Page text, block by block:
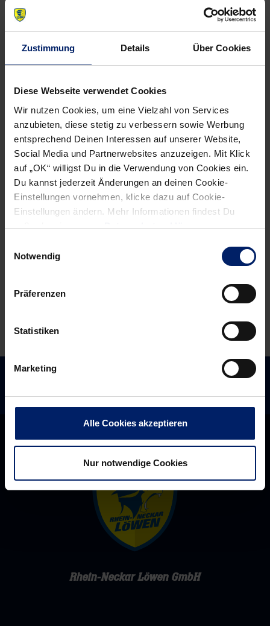
Zustimmung Details Über Cookies
Diese Webseite verwendet Cookies
Wir nutzen Cookies, um eine Vielzahl von Services
anzubieten, diese stetig zu verbessern sowie Werbung
entsprechend Deinen Interessen auf unserer Website,
Social Media und Partnerwebsites anzuzeigen. Mit Klick
auf „OK“ willigst Du in die Verwendung von Cookies ein.
Du kannst jederzeit Änderungen an deinen Cookie-
Einstellungen vornehmen, klicke dazu auf Cookie-
Einstellungen ändern. Mehr Informationen findest Du
außerdem in unsererDatenschutzerklärung.
Notwendig
Präferenzen
Statistiken
Marketing
Alle Cookies akzeptieren
Nur notwendige Cookies
Wenn du per E-Mail über Aktuelles aus der Löwenwelt
Post
navigation
previous
Noch
fünf
Siege
bis
Alle News anzeigen
newst
News:
Rhein-
Neckar
Löwen
wie
Rhein-Neckar Löwen GmbH